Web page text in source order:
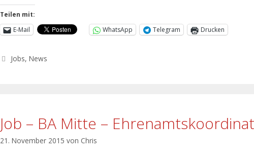
Teilen mit:
E-Mail
WhatsApp Telegram Drucken
Jobs,News
Job – BA Mitte –
21. November 2015 von Chris